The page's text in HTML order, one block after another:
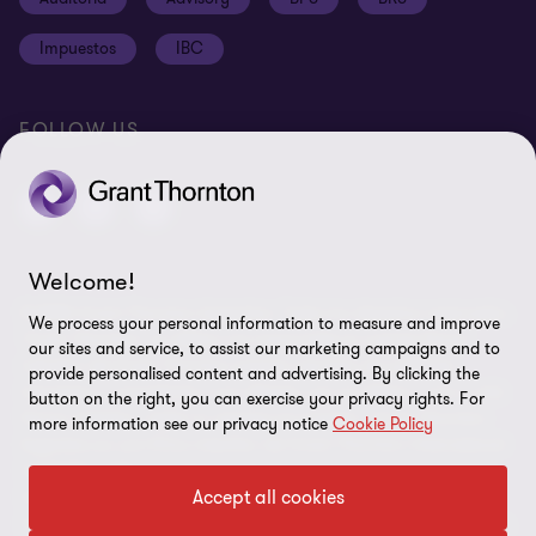
Ética y Manual de Gestión de Calidad
Disclaimer
Preferencias de cookies
Impuestos IBC
FOLLOW US
© 2026 Grant Thornton Argentina. Todos los derechos reservados.
'Grant Thornton' se refiere a la marca bajo la cual las firmas
miembro de Grant Thornton prestan servicios de auditoría,
impuestos y consultoría a sus clientes, y/o se refiere a una o más
firmas miembro, según lo requiera el contexto. Grant Thornton
Ltd (GTIL). GTIL y las firmas miembro no forman una sociedad
internacional. GTIL y cada firma miembro, es una entidad legal
independiente. Los servicios son prestados por las firmas miembro.
Welcome!
We process your personal information to measure and improve
our sites and service, to assist our marketing campaigns and to
provide personalised content and advertising. By clicking the
button on the right, you can exercise your privacy rights. For
more information see our privacy notice Cookie Policy
Accept all cookies